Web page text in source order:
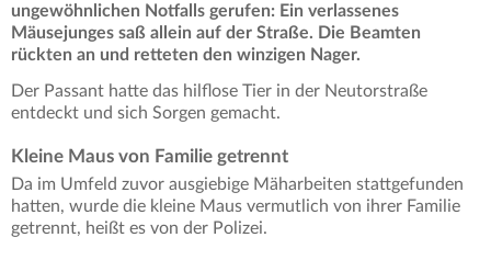
ungewöhnlichen Notfalls gerufen: Ein verlassenes
Mäusejunges saß allein auf der Straße. Die Beamten
rückten an und retteten den winzigen Nager.
Der Passant hatte das hilflose Tier in der Neutorstraße
entdeckt und sich Sorgen gemacht.
Kleine Maus von Familie getrennt
Da im Umfeld zuvor ausgiebige Mäharbeiten stattgefunden
hatten, wurde die kleine Maus vermutlich von ihrer Familie
getrennt, heißt es von der Polizei.